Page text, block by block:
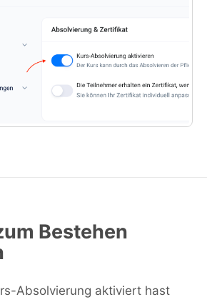
Bestehen
Absolvierung aktiviert hast